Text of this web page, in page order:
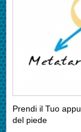
Prendi il Tuo
del piede